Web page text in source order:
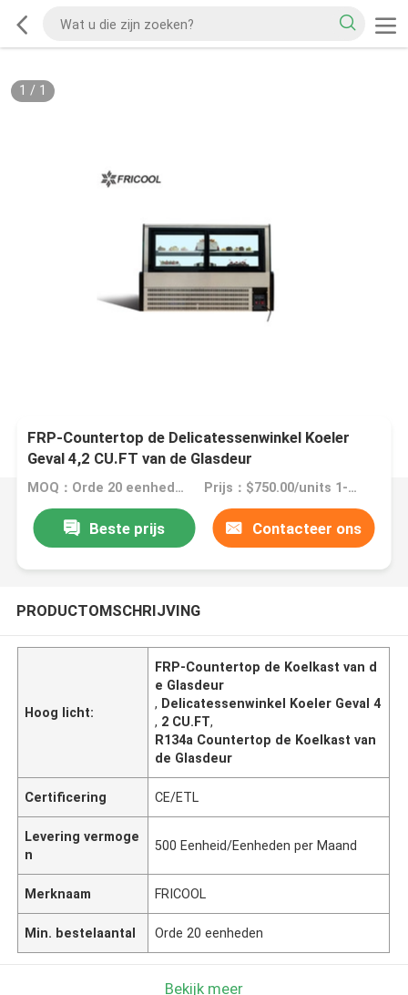
1 / 1
FRP-Countertop de Delicatessenwinkel Koeler
Geval 4,2 CU.FT van de Glasdeur
MOQ：Orde 20 eenheden Prijs：$750.00/units 1-4 units
Beste prijs Contacteer ons
PRODUCTOMSCHRIJVING
Hoog licht:
FRP-Countertop de Koelkast van d
e Glasdeur
, Delicatessenwinkel Koeler Geval 4
, 2 CU.FT,
R134a Countertop de Koelkast van
de Glasdeur
Certificering CE/ETL
Levering vermoge
n
500 Eenheid/Eenheden per Maand
Merknaam FRICOOL
Min. bestelaantal Orde 20 eenheden
Bekijk meer